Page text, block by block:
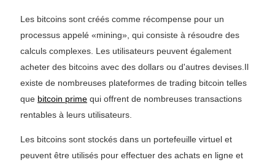
Les bitcoins sont créés comme récompense pour un
processus appelé «mining», qui consiste à résoudre des
calculs complexes. Les utilisateurs peuvent également
acheter des bitcoins avec des dollars ou d'autres devises.Il
existe de nombreuses plateformes de trading bitcoin telles
que bitcoin prime qui offrent de nombreuses transactions
rentables à leurs utilisateurs.
Les bitcoins sont stockés dans un portefeuille virtuel et
peuvent être utilisés pour effectuer des achats en ligne et